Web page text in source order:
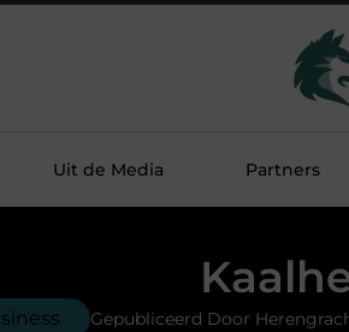
Uit de Media Partners
Gepubliceerd Door